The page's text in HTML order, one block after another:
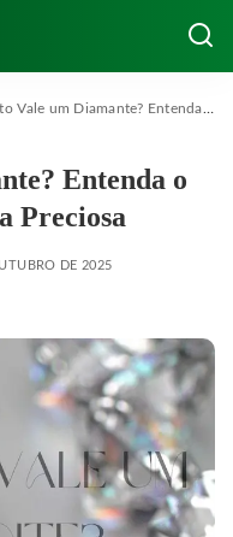
um Diamante? Entenda o Valor por Trás da Pedra Preciosa
Entenda o
Preciosa
DE 2025